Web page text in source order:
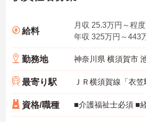
給料
月収 25.3万円～程度
勤務地
最寄り駅
資格/職種